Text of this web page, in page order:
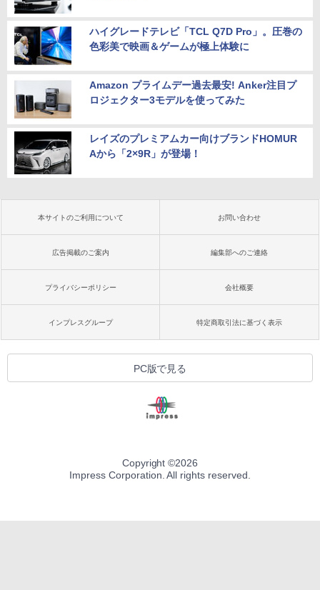
ハイグレードテレビ「TCL Q7D Pro」。圧巻の
色彩美で映画＆ゲームが極上体験に
Amazon プライムデー過去最安! Anker注目プ
ロジェクター3モデルを使ってみた
レイズのプレミアムカー向けブランドHOMUR
Aから「2×9R」が登場！
本サイトのご利用について お問い合わせ
広告掲載のご案内 編集部へのご連絡
プライバシーポリシー 会社概要
インプレスグループ 特定商取引法に基づく表示
PC版で見る
Copyright ©2026
Impress Corporation. All rights reserved.